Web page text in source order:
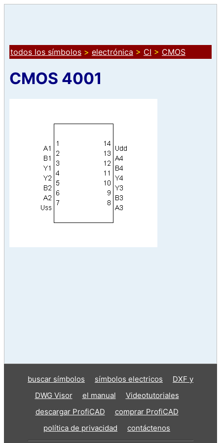
todos los símbolos > electrónica > CI > CMOS
CMOS 4001
buscar símbolos símbolos electricos
DXF y
DWG Visor
el manual
Videotutoriales
descargar ProfiCAD
comprar ProfiCAD
política de privacidad
contáctenos